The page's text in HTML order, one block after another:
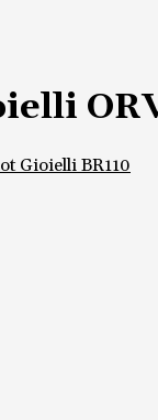
Gioielli BR110